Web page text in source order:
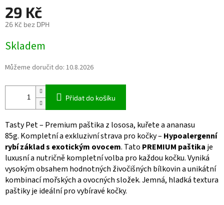
29 Kč
26 Kč bez DPH
cena:
Skladem
Můžeme doručit do: 10.8.2026
Přidat do košíku
Tasty Pet – Premium paštika z lososa, kuřete a ananasu
85g. Kompletní a exkluzivní strava pro kočky – Hypoalergenní
rybí základ s exotickým ovocem. Tato PREMIUM paštikaje
luxusní a nutričně kompletní volba pro každou kočku. Vyniká
vysokým obsahem hodnotných živočišných bílkovin a unikátní
kombinací mořských a ovocných složek. Jemná, hladká textura
paštiky je ideální pro vybíravé kočky.